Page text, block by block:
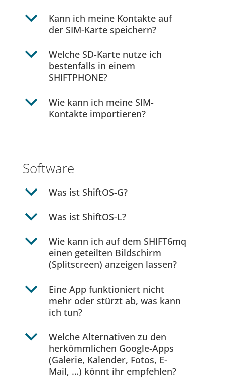
b
Kann ich meine Kontakte auf
der SIM-Karte speichern?
b
Welche SD-Karte nutze ich
bestenfalls in einem
SHIFTPHONE?
b
Wie kann ich meine SIM-
Kontakte importieren?
Software
b Was ist ShiftOS-G?
b Was ist ShiftOS-L?
b
Wie kann ich auf dem SHIFT6mq
einen geteilten Bildschirm
(Splitscreen) anzeigen lassen?
b
Eine App funktioniert nicht
mehr oder stürzt ab, was kann
ich tun?
b
Welche Alternativen zu den
herkömmlichen Google-Apps
(Galerie, Kalender, Fotos, E-
Mail, …) könnt ihr empfehlen?